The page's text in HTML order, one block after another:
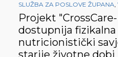
SLUŽBA ZA POSLOVE ŽUPANA,
Projekt
dostupnija
nutricionistički